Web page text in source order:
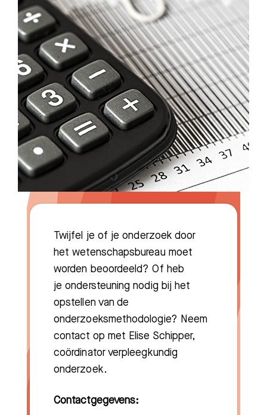
Zoeken
Meest gezocht:
Bezoektijden
Afdelingen
Twijfel je of je onderzoek door
het wetenschapsbureau moet
worden beoordeeld? Of heb
je ondersteuning nodig bij het
opstellen van de
onderzoeksmethodologie? Neem
contact op met Elise Schipper,
coördinator verpleegkundig
onderzoek.
Contactgegevens: